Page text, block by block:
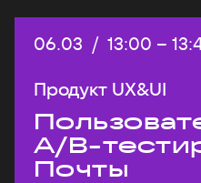
Дата:
06.03 / Начало:
13:00 –
Продукт UX&UI
A/B-
Почты